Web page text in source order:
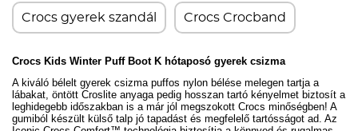
Crocs gyerek szandál Crocs Crocband
Crocs Kids Winter Puff Boot K hótaposó gyerek csizma
A kiváló bélelt gyerek csizma puffos nylon bélése melegen tartja a
lábakat, öntött Croslite anyaga pedig hosszan tartó kényelmet biztosít a
leghidegebb időszakban is a már jól megszokott Crocs minőségben! A
gumiból készült külső talp jó tapadást és megfelelő tartósságot ad. Az